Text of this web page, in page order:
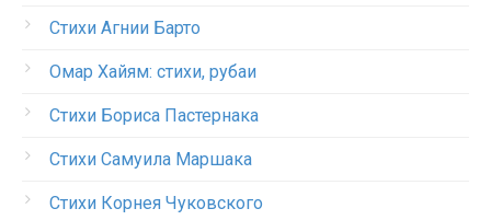
Стихи Агнии Барто
Омар Хайям: стихи, рубаи
Стихи Бориса Пастернака
Стихи Самуила Маршака
Стихи Корнея Чуковского